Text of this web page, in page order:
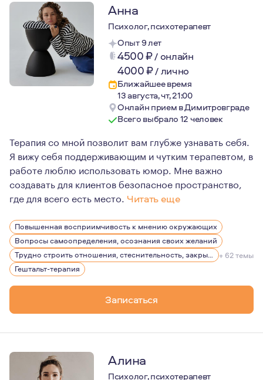
Анна
Психолог, психотерапевт
Опыт 9 лет
4500₽/ онлайн
4000₽/лично
Ближайшее время
13 августа, чт, 21:00
Онлайн прием в Димитровграде
Всего выбрало 12 человек
Терапия со мной позволит вам глубже узнавать себя.
Я вижу себя поддерживающим и чутким терапевтом, в
работе люблю использовать юмор. Мне важно
создавать для клиентов безопасное пространство,
где для всего есть место. Читать еще
Мне искренне интересен собственный путь
Я много внимания и энергии направляю на то, что бы
Повышенная восприимчивость к мнению окружающих
Вопросы самоопределения, осознания своих желаний
Трудно строить отношения, стеснительность, закрытость
+ 62 темы
Гештальт-терапия
Записаться
Алина
Психолог, психотерапевт